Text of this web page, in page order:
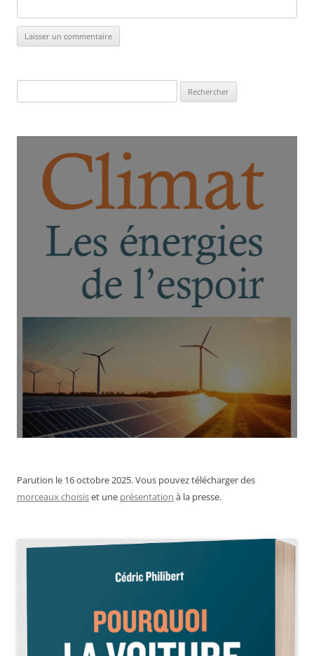
Parution le 16 octobre 2025. Vous pouvez télécharger des
morceaux choisiset une présentation à la presse.